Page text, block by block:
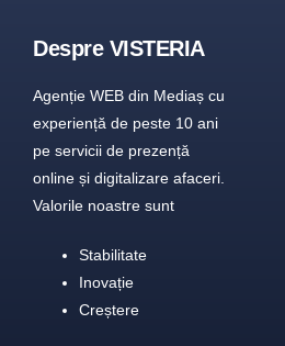
Despre VISTERIA
Agenție WEB din Mediaș cu
experiență de peste 10 ani
pe servicii de prezență
online și digitalizare afaceri.
Valorile noastre sunt
Stabilitate
Inovație
Creștere